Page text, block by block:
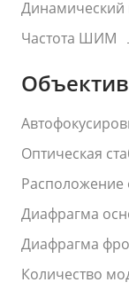
Динамический
Частота ШИМ
Объектив
Оптическая
Диафрагма
Диафрагма
Количество